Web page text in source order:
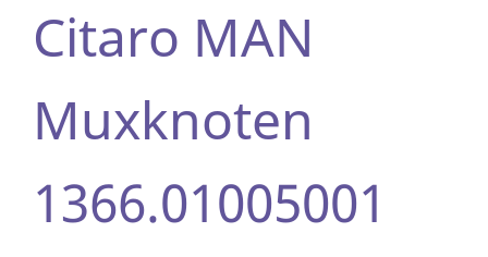
Citaro MAN
Muxknoten
1366.01005001